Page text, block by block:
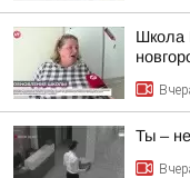
Школа
Ты –